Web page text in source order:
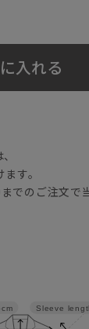
入れる
す。
でのご注文で
Sleeve